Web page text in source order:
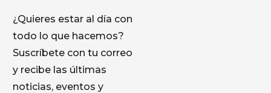
¿Quieres estar al día con
todo lo que hacemos?
Suscríbete con tu correo
y recibe las últimas
noticias, eventos y